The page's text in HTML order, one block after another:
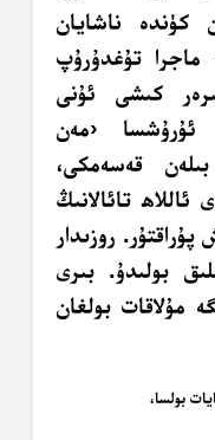
كۈندە ناشايان
تۇغدۇرۇپ
كىشى ئۇنى
ئۇرۇشسا ‹مەن
قەسەمكى،
تائالانىڭ
روزىدار
بولىدۇ. بىرى
مۇلاقات بولغان
بولسا،